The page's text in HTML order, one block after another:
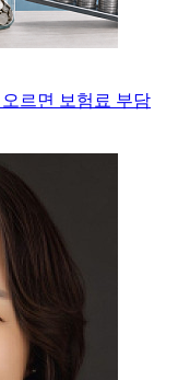
르면 보험료 부담